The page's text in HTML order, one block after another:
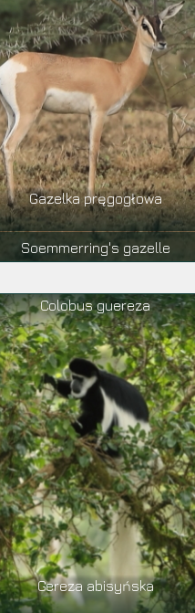
Gazelka pręgogłowa
Soemmerring's gazelle
Colobus guereza
Gereza abisyńska